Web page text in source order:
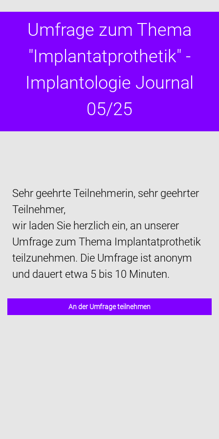
Umfrage zum Thema
"Implantatprothetik" -
Implantologie Journal
05/25
Sehr geehrte Teilnehmerin, sehr geehrter
Teilnehmer,
wir laden Sie herzlich ein, an unserer
Umfrage zum Thema Implantatprothetik
teilzunehmen. Die Umfrage ist anonym
und dauert etwa 5 bis 10 Minuten.
An der Umfrage teilnehmen